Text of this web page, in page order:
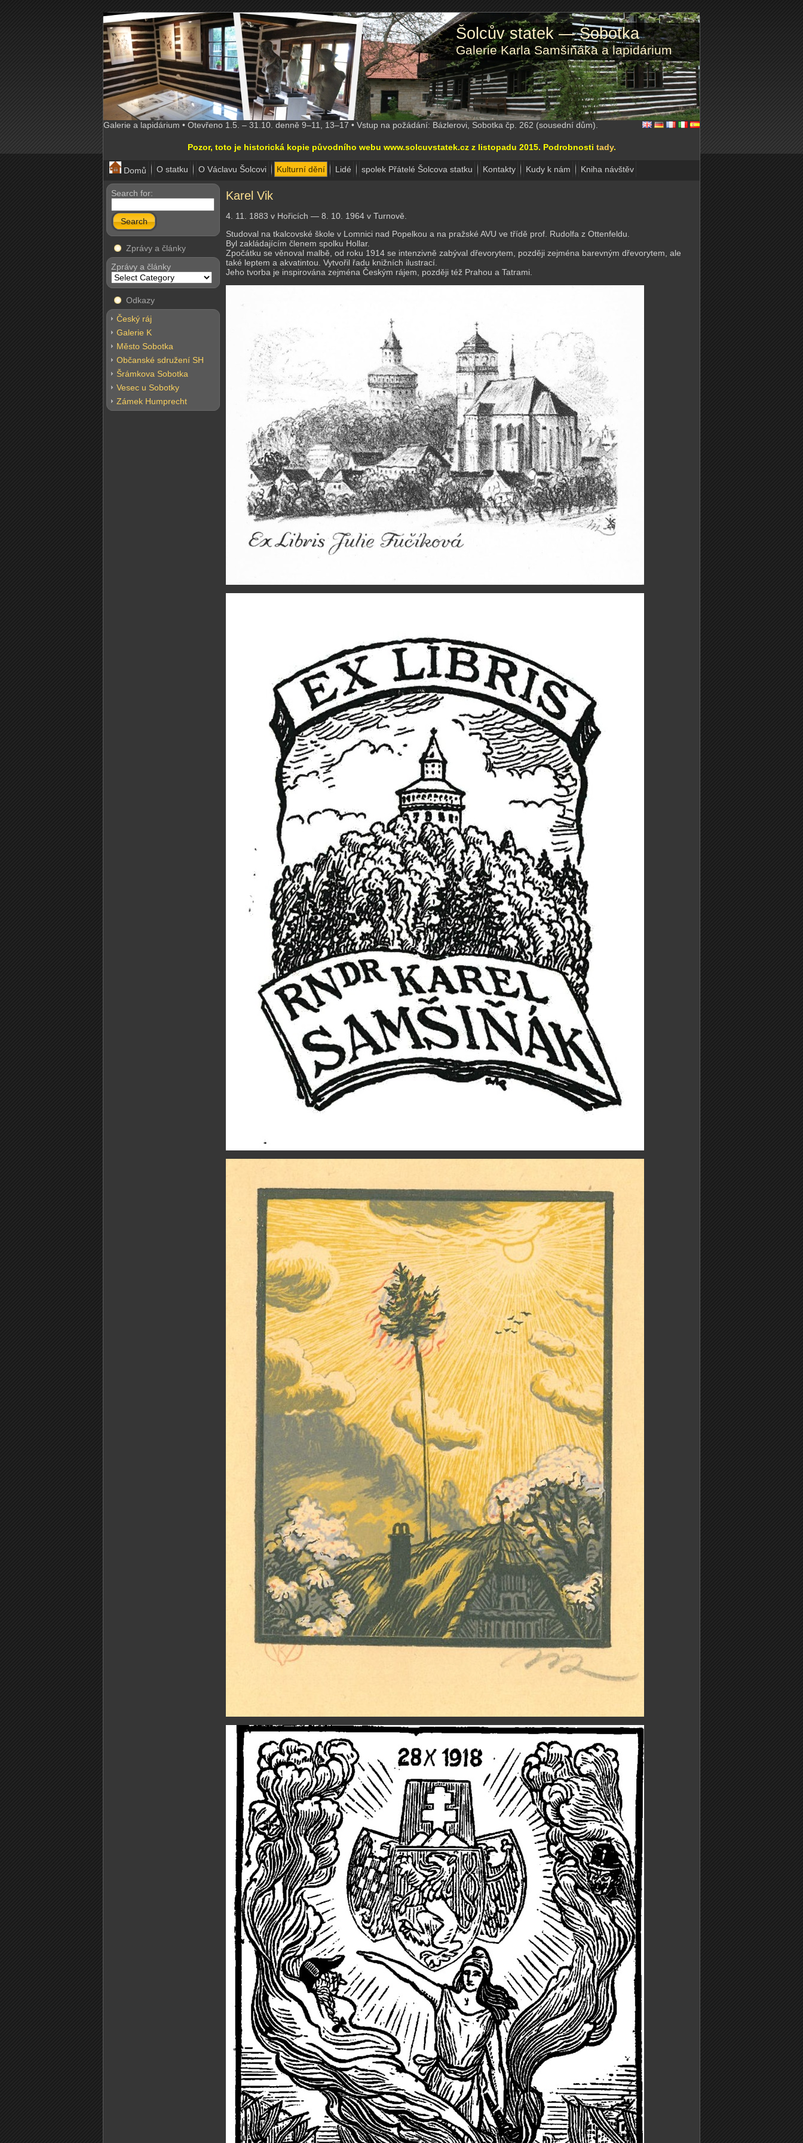
Šolcův statek — Sobotka
Galerie Karla Samšiňáka a lapidárium
Galerie a lapidárium • Otevřeno 1.5. – 31.10. denně 9–11, 13–17 • Vstup na požádání: Bázlerovi, Sobotka čp. 262 (sousední dům).
Pozor, toto je historická kopie původního webu www.solcuvstatek.cz z listopadu 2015. Podrobnosti tady.
Domů O statku O Václavu Šolcovi Kulturní dění Lidé spolek Přátelé Šolcova statku Kontakty Kudy k nám Kniha návštěv
Search for:
Search
Zprávy a články
Zprávy a články
Odkazy
Český ráj
Galerie K
Město Sobotka
Občanské sdružení SH
Šrámkova Sobotka
Vesec u Sobotky
Zámek Humprecht
Karel Vik
4. 11. 1883 v Hořicích — 8. 10. 1964 v Turnově.
Studoval na tkalcovské škole v Lomnici nad Popelkou a na pražské AVU ve třídě prof. Rudolfa z Ottenfeldu.
Byl zakládajícím členem spolku Hollar.
Zpočátku se věnoval malbě, od roku 1914 se intenzivně zabýval dřevorytem, později zejména barevným dřevorytem, ale
také leptem a akvatintou. Vytvořil řadu knižních ilustrací.
Jeho tvorba je inspirována zejména Českým rájem, později též Prahou a Tatrami.